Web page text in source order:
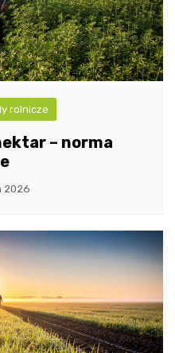
rolnicze
– norma
2026